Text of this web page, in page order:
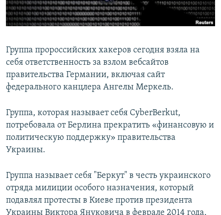
English
Все сайты Радио Азатутюн
Группа пророссийских хакеров сегодня взяла на
себя ответственность за взлом вебсайтов
правительства Германии, включая сайт
федерального канцлера Ангелы Меркель.
Группа, которая называет себя CyberBerkut,
потребовала от Берлина прекратить «финансовую и
политическую поддержку» правительства
Украины.
Группа называет себя "Беркут" в честь украинского
отряда милиции особого назначения, который
подавлял протесты в Киеве против президента
Украины Виктора Януковича в феврале 2014 года,